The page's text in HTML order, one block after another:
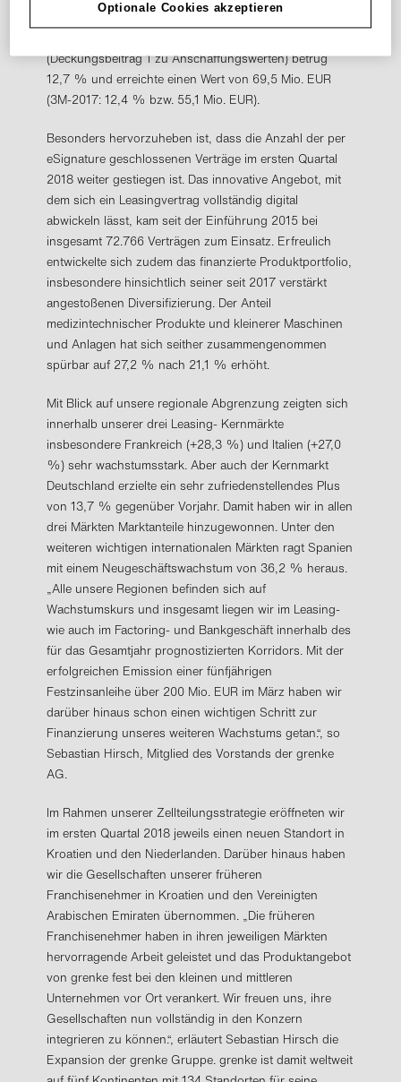
einer DB2-Marge von 17,7 % nach 18,1 % im
(Deckungsbeitrag 1 zu Anschaffungswerten) betrug
12,7 % und erreichte einen Wert von 69,5 Mio. EUR
(3M-2017: 12,4 % bzw. 55,1 Mio. EUR).
Besonders hervorzuheben ist, dass die Anzahl der per
eSignature geschlossenen Verträge im ersten Quartal
2018 weiter gestiegen ist. Das innovative Angebot, mit
dem sich ein Leasingvertrag vollständig digital
abwickeln lässt, kam seit der Einführung 2015 bei
insgesamt 72.766 Verträgen zum Einsatz. Erfreulich
entwickelte sich zudem das finanzierte Produktportfolio,
insbesondere hinsichtlich seiner seit 2017 verstärkt
angestoßenen Diversifizierung. Der Anteil
medizintechnischer Produkte und kleinerer Maschinen
und Anlagen hat sich seither zusammengenommen
spürbar auf 27,2 % nach 21,1 % erhöht.
Mit Blick auf unsere regionale Abgrenzung zeigten sich
innerhalb unserer drei Leasing- Kernmärkte
insbesondere Frankreich (+28,3 %) und Italien (+27,0
%) sehr wachstumsstark. Aber auch der Kernmarkt
Deutschland erzielte ein sehr zufriedenstellendes Plus
von 13,7 % gegenüber Vorjahr. Damit haben wir in allen
drei Märkten Marktanteile hinzugewonnen. Unter den
weiteren wichtigen internationalen Märkten ragt Spanien
mit einem Neugeschäftswachstum von 36,2 % heraus.
„Alle unsere Regionen befinden sich auf
Wachstumskurs und insgesamt liegen wir im Leasing-
wie auch im Factoring- und Bankgeschäft innerhalb des
für das Gesamtjahr prognostizierten Korridors. Mit der
erfolgreichen Emission einer fünfjährigen
Festzinsanleihe über 200 Mio. EUR im März haben wir
darüber hinaus schon einen wichtigen Schritt zur
Finanzierung unseres weiteren Wachstums getan.“, so
Sebastian Hirsch, Mitglied des Vorstands der grenke
AG.
Im Rahmen unserer Zellteilungsstrategie eröffneten wir
im ersten Quartal 2018 jeweils einen neuen Standort in
Kroatien und den Niederlanden. Darüber hinaus haben
wir die Gesellschaften unserer früheren
Franchisenehmer in Kroatien und den Vereinigten
Arabischen Emiraten übernommen. „Die früheren
Franchisenehmer haben in ihren jeweiligen Märkten
hervorragende Arbeit geleistet und das Produktangebot
von grenke fest bei den kleinen und mittleren
Unternehmen vor Ort verankert. Wir freuen uns, ihre
Gesellschaften nun vollständig in den Konzern
integrieren zu können.“, erläutert Sebastian Hirsch die
Expansion der grenke Gruppe. grenke ist damit weltweit
Optionale Cookies akzeptieren